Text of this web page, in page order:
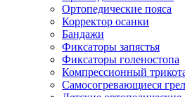
Ортопедические пояса
Корректор осанки
Бандажи
Фиксаторы запястья
Фиксаторы голеностопа
Компрессионный
Самосогревающиеся